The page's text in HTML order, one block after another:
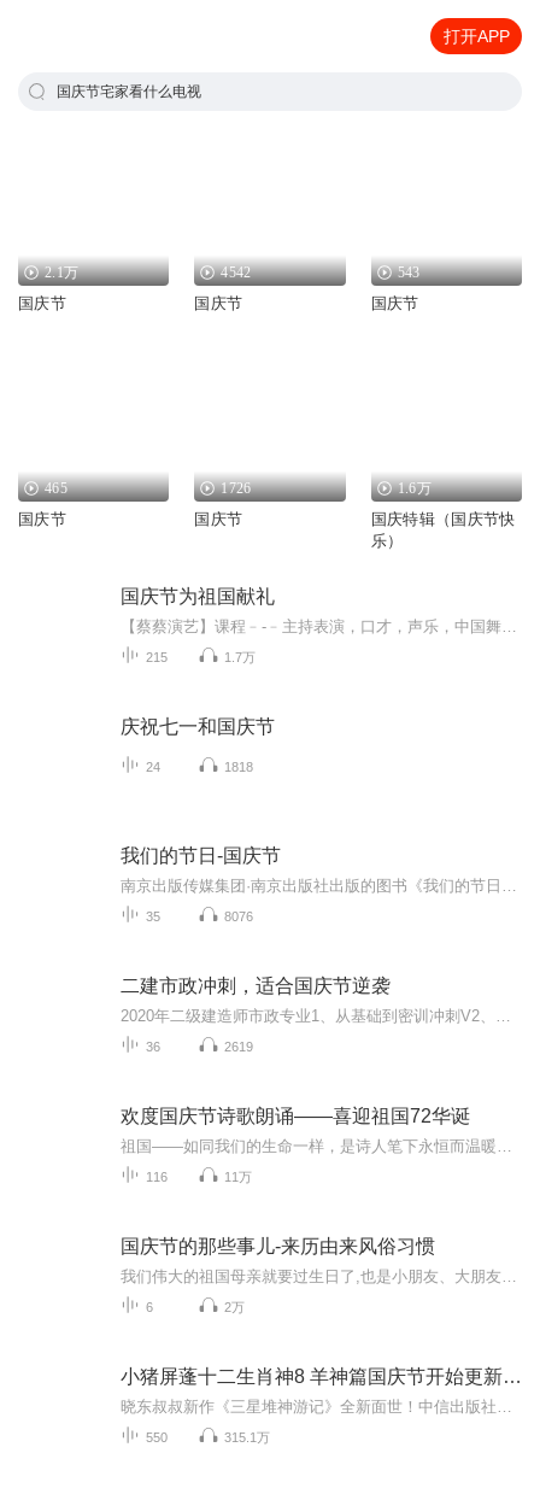
打开APP
国庆节宅家看什么电视
2.1万
国庆节
4542
国庆节
543
国庆节
465
国庆节
1726
国庆节
1.6万
国庆特辑（国庆节快
乐）
国庆节为祖国献礼
215 1.7万
庆祝七一和国庆节
24 1818
我们的节日-国庆节
35 8076
二建市政冲刺，适合国庆节逆袭
36 2619
欢度国庆节诗歌朗诵——喜迎祖国72华诞
116 11万
国庆节的那些事儿-来历由来风俗习惯
6 2万
小猪屏蓬十二生肖神8 羊神篇国庆节开始更新啦！
550 315.1万